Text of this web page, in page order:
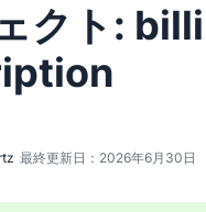
クト:
最終更新日：2026年6月30日